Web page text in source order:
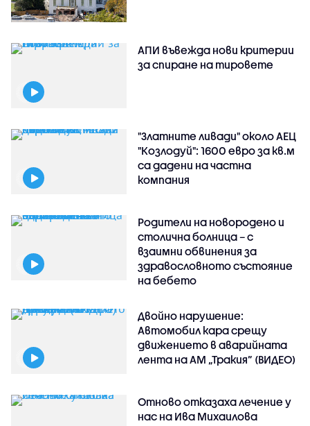
АПИ въвежда нови критерии
за спиране на тировете
"Златните ливади" около АЕЦ
"Козлодуй": 1600 евро за кв.м
са дадени на частна
компания
Родители на новородено и
столична болница – с
взаимни обвинения за
здравословното състояние
на бебето
Двойно нарушение:
Автомобил кара срещу
движението в аварийната
лента на АМ „Тракия” (ВИДЕО)
Отново отказаха лечение у
нас на Ива Михаилова